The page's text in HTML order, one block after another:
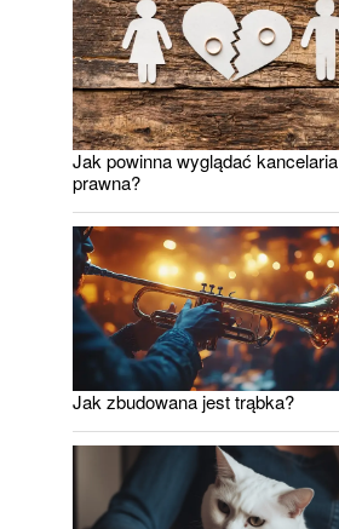
Jak powinna wyglądać kancelaria
prawna?
Jak zbudowana jest trąbka?